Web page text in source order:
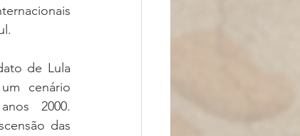
de Lula
cenário
2000.
das